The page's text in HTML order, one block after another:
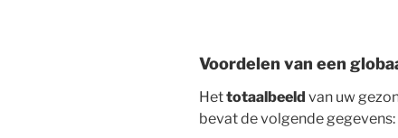
Voordelen van een
Hettotaalbeeld van uw
bevat de volgende gegevens: